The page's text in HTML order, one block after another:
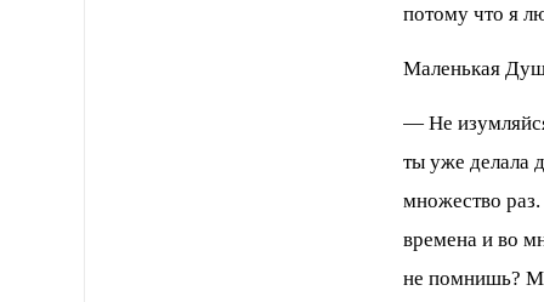
потому что я
Маленькая
— Не
ты уже делала
множество раз.
времена и во
не помнишь?